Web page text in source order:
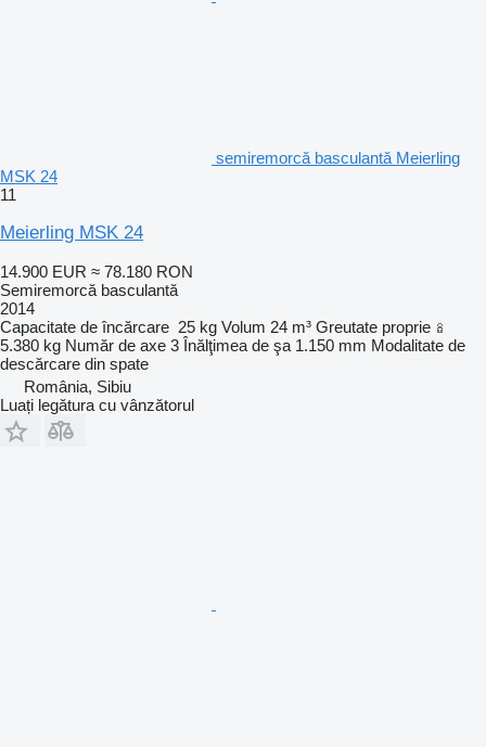
semiremorcă basculantă Meierling
MSK 24
11
Meierling MSK 24
14.900 EUR ≈ 78.180 RON
Semiremorcă basculantă
2014
Capacitate de încărcare 25 kg Volum 24 m³ Greutate proprie
5.380 kg Număr de axe 3 Înălţimea de şa 1.150 mm Modalitate de
descărcare din spate
România, Sibiu
Luați legătura cu vânzătorul